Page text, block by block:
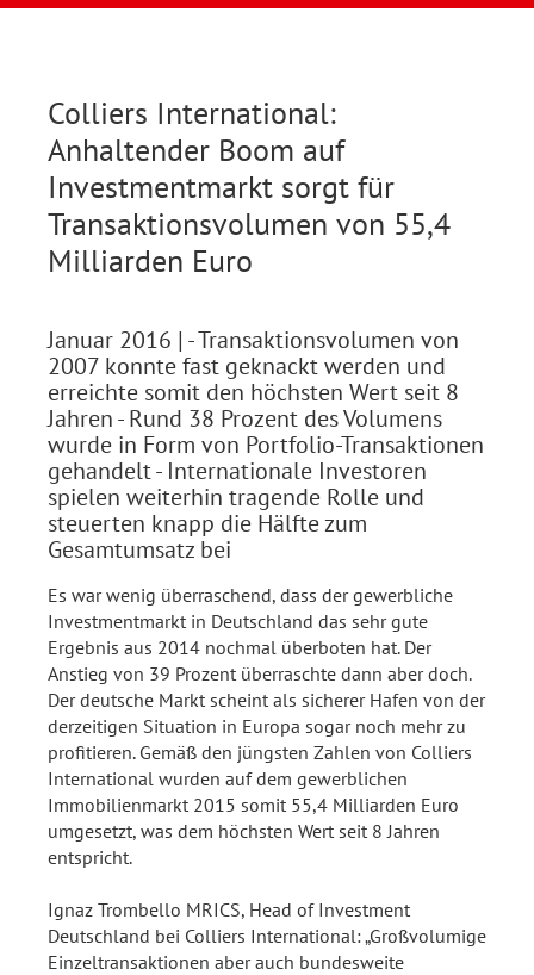
Colliers International:
Anhaltender Boom auf
Investmentmarkt sorgt für
Transaktionsvolumen von 55,4
Milliarden Euro
Januar 2016 | - Transaktionsvolumen von
2007 konnte fast geknackt werden und
erreichte somit den höchsten Wert seit 8
Jahren - Rund 38 Prozent des Volumens
wurde in Form von Portfolio-Transaktionen
gehandelt - Internationale Investoren
spielen weiterhin tragende Rolle und
steuerten knapp die Hälfte zum
Gesamtumsatz bei
Es war wenig überraschend, dass der gewerbliche
Investmentmarkt in Deutschland das sehr gute
Ergebnis aus 2014 nochmal überboten hat. Der
Anstieg von 39 Prozent überraschte dann aber doch.
Der deutsche Markt scheint als sicherer Hafen von der
derzeitigen Situation in Europa sogar noch mehr zu
profitieren. Gemäß den jüngsten Zahlen von Colliers
International wurden auf dem gewerblichen
Immobilienmarkt 2015 somit 55,4 Milliarden Euro
umgesetzt, was dem höchsten Wert seit 8 Jahren
entspricht.
Ignaz Trombello MRICS, Head of Investment
Deutschland bei Colliers International: „Großvolumige
Einzeltransaktionen aber auch bundesweite